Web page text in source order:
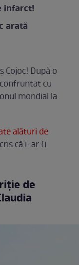
infarct!
arată
Cojoc! După o
cu
mondial la
alături de
că i-ar fi
de